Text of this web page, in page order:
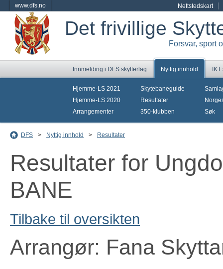
www.dfs.no Nettstedskart
Det frivillige
Forsvar, sport
Innmelding i DFS skytterlag Nyttig innhold
Hjemme-LS 2021
Hjemme-LS 2020
Arrangementer
Skytebaneguide
Resultater
350-klubben
Søk
DFS > Nyttig innhold > Resultater
Resultater for
BANE
Tilbake til oversikten
Arrangør: Fana